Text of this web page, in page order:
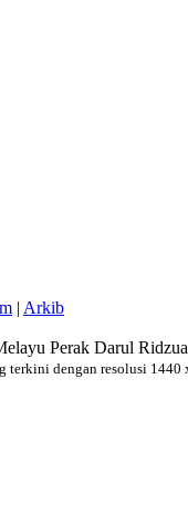
| Arkib
Perak Darul
terkini dengan resolusi 1440